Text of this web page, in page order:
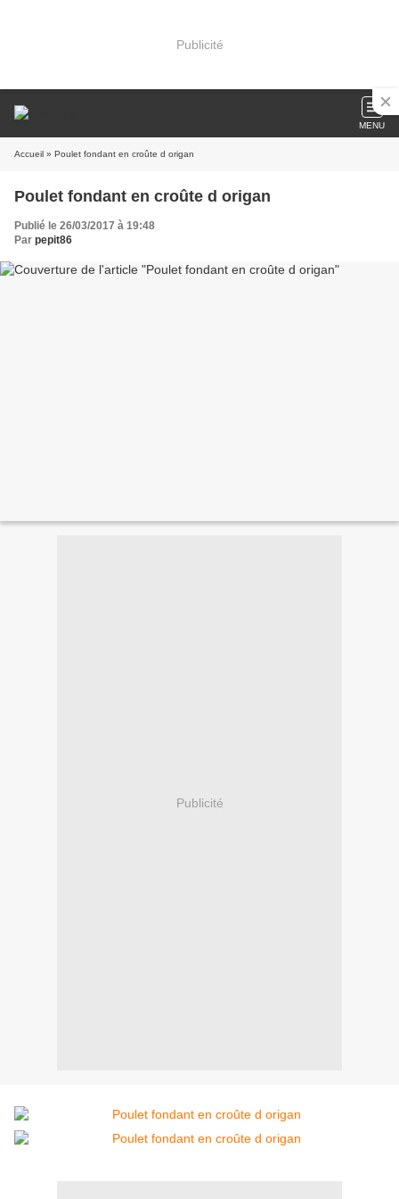
Publicité
MENU
Accueil » Poulet fondant en croûte d origan
Poulet fondant en croûte d origan
Publié le 26/03/2017 à 19:48
Par pepit86
Publicité